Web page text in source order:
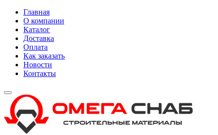
Главная
О компании
Каталог
Доставка
Оплата
Как заказать
Новости
Контакты